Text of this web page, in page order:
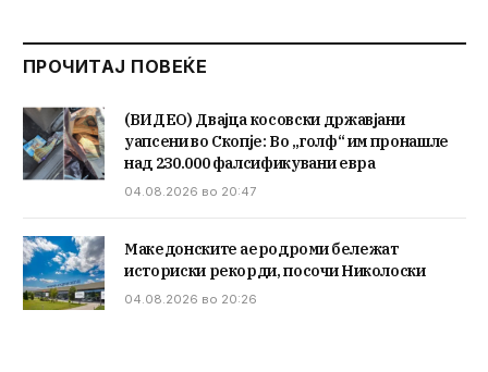
ПРОЧИТАЈ ПОВЕЌЕ
(ВИДЕО) Двајца косовски државјани
уапсени во Скопје: Во „голф“ им пронашле
над 230.000 фалсификувани евра
04.08.2026 во 20:47
Македонските аеродроми бележат
историски рекорди, посочи Николоски
04.08.2026 во 20:26